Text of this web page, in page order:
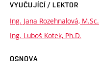
VYUČUJÍCÍ / LEKTOR
Ing. Jana Rozehnalová, M.Sc.
Ing. Luboš Kotek, Ph.D.
OSNOVA